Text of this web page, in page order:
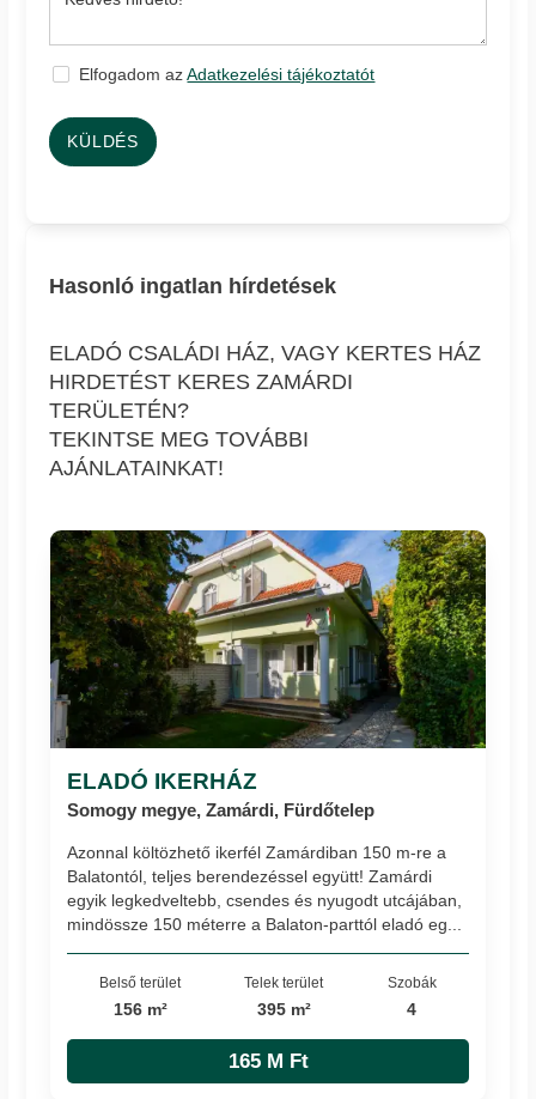
Elfogadom azAdatkezelési tájékoztatót
KÜLDÉS
Hasonló ingatlan hírdetések
ELADÓ CSALÁDI HÁZ, VAGY KERTES HÁZ
HIRDETÉST KERES ZAMÁRDI
TERÜLETÉN?
TEKINTSE MEG TOVÁBBI
AJÁNLATAINKAT!
ELADÓ IKERHÁZ
Somogy megye, Zamárdi, Fürdőtelep
Azonnal költözhető ikerfél Zamárdiban 150 m-re a
Balatontól, teljes berendezéssel együtt! Zamárdi
egyik legkedveltebb, csendes és nyugodt utcájában,
mindössze 150 méterre a Balaton-parttól eladó eg...
Belső terület
156 m²
Telek terület
395 m²
Szobák
4
165 M Ft